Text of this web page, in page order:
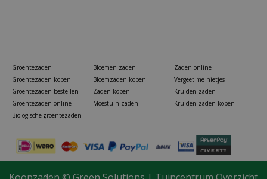
Pokon Conifeer en taxus mest 2.5 kg
Groentezaden
Groentezaden kopen
Groentezaden bestellen
Groentezaden online
Biologische groentezaden
Bloemen zaden
Bloemzaden kopen
Zaden kopen
Moestuin zaden
Zaden online
Vergeet me nietjes
Kruiden zaden
Kruiden zaden kopen